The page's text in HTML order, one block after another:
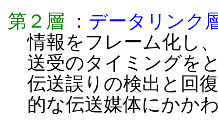
第２層 ： データリンク
情報をフレーム化し
送受のタイミングを
伝送誤りの検出と回
的な伝送媒体にかか